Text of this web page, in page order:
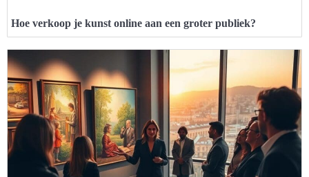
Hoe verkoop je kunst online aan een groter publiek?